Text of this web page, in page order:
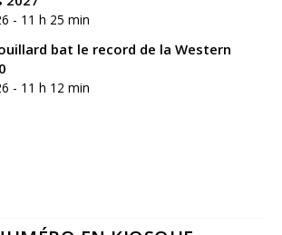
- 11 h 25 min
bat le record de la Western
- 11 h 12 min